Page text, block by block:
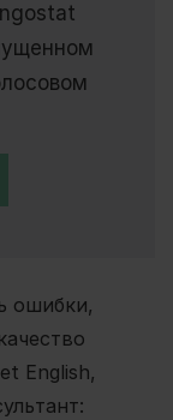
ошибки,
English,